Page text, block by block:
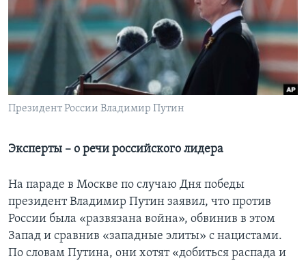
Learning English
СОЦИАЛЬНЫЕ СЕТИ
Президент России Владимир Путин
Эксперты – о речи российского лидера
На параде в Москве по случаю Дня победы
президент Владимир Путин заявил, что против
России была «развязана война», обвинив в этом
Запад и сравнив «западные элиты» с нацистами.
По словам Путина, они хотят «добиться распада и